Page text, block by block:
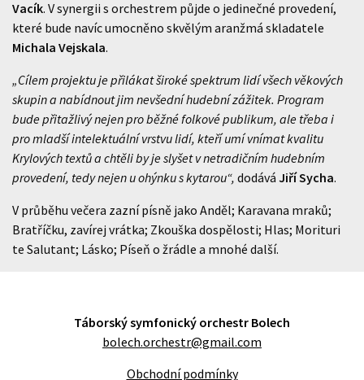
Vacík. V synergii s orchestrem půjde o jedinečné provedení,
které bude navíc umocněno skvělým aranžmá skladatele
Michala Vejskala.
„Cílem projektu je přilákat široké spektrum lidí všech věkových
skupin a nabídnout jim nevšední hudební zážitek. Program
bude přitažlivý nejen pro běžné folkové publikum, ale třeba i
pro mladší intelektuální vrstvu lidí, kteří umí vnímat kvalitu
Krylových textů a chtěli by je slyšet v netradičním hudebním
provedení, tedy nejen u ohýnku s kytarou“, dodává Jiří Sycha.
V průběhu večera zazní písně jako Anděl; Karavana mraků;
Bratříčku, zavírej vrátka; Zkouška dospělosti; Hlas; Morituri
te Salutant; Lásko; Píseň o žrádle a mnohé další.
Táborský symfonický orchestr Bolech
bolech.orchestr@gmail.com
Obchodní podmínky